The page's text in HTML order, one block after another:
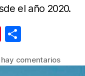
el año 2020.
Pi
er m
hay comentariosen